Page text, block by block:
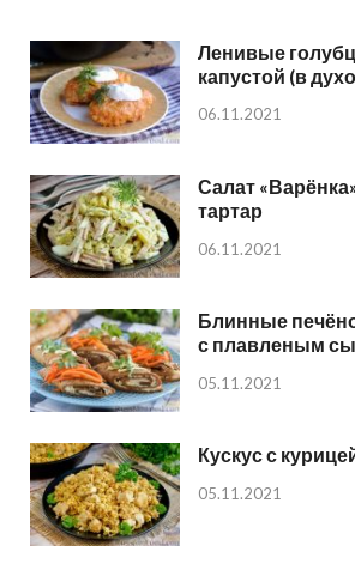
Ленивые
капустой (в
06.11.2021
Салат
тартар
06.11.2021
Блинные
с плавленым
05.11.2021
Кускус с
05.11.2021